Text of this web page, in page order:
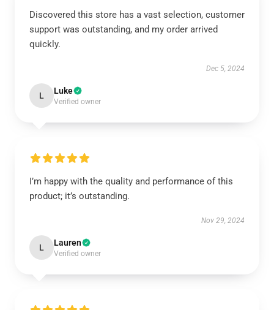
Discovered this store has a vast selection, customer
support was outstanding, and my order arrived
quickly.
Dec 5, 2024
L Luke
Verified owner
I’m happy with the quality and performance of this
product; it’s outstanding.
Nov 29, 2024
L Lauren
Verified owner